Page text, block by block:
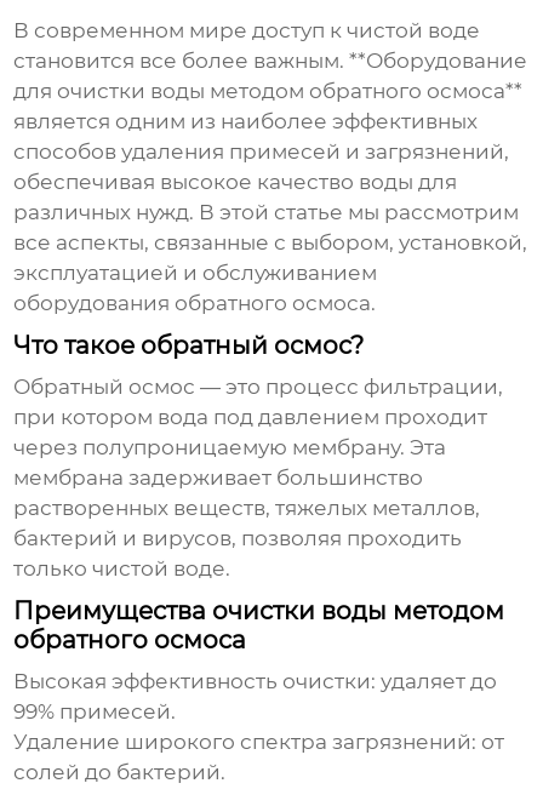
В современном мире доступ к чистой воде
становится все более важным. **Оборудование
для очистки воды методом обратного осмоса**
является одним из наиболее эффективных
способов удаления примесей и загрязнений,
обеспечивая высокое качество воды для
различных нужд. В этой статье мы рассмотрим
все аспекты, связанные с выбором, установкой,
эксплуатацией и обслуживанием
оборудования обратного осмоса.
Что такое обратный осмос?
Обратный осмос — это процесс фильтрации,
при котором вода под давлением проходит
через полупроницаемую мембрану. Эта
мембрана задерживает большинство
растворенных веществ, тяжелых металлов,
бактерий и вирусов, позволяя проходить
только чистой воде.
Преимущества очистки воды методом
обратного осмоса
Высокая эффективность очистки: удаляет до
99% примесей.
Удаление широкого спектра загрязнений: от
солей до бактерий.